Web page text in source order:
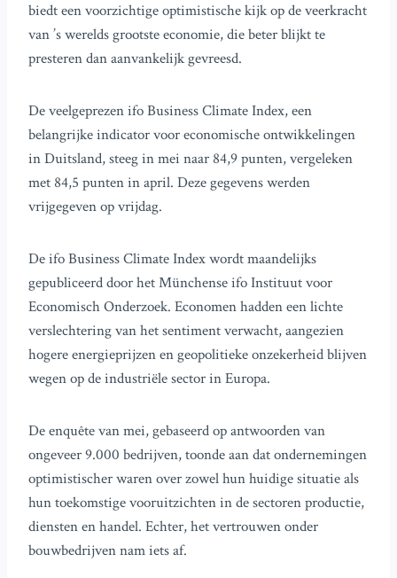
biedt een voorzichtige optimistische kijk op de veerkracht
van ’s werelds grootste economie, die beter blijkt te
presteren dan aanvankelijk gevreesd.
De veelgeprezen ifo Business Climate Index, een
belangrijke indicator voor economische ontwikkelingen
in Duitsland, steeg in mei naar 84,9 punten, vergeleken
met 84,5 punten in april. Deze gegevens werden
vrijgegeven op vrijdag.
De ifo Business Climate Index wordt maandelijks
gepubliceerd door het Münchense ifo Instituut voor
Economisch Onderzoek. Economen hadden een lichte
verslechtering van het sentiment verwacht, aangezien
hogere energieprijzen en geopolitieke onzekerheid blijven
wegen op de industriële sector in Europa.
De enquête van mei, gebaseerd op antwoorden van
ongeveer 9.000 bedrijven, toonde aan dat ondernemingen
optimistischer waren over zowel hun huidige situatie als
hun toekomstige vooruitzichten in de sectoren productie,
diensten en handel. Echter, het vertrouwen onder
bouwbedrijven nam iets af.